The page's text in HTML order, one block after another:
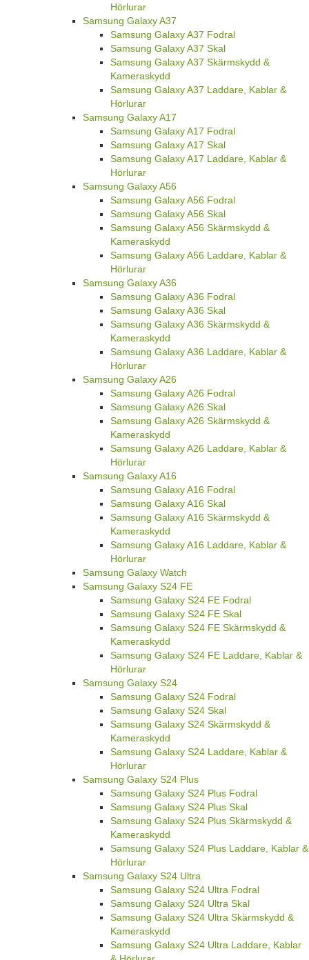
Hörlurar
Samsung Galaxy A37
Samsung Galaxy A37 Fodral
Samsung Galaxy A37 Skal
Samsung Galaxy A37 Skärmskydd &
Kameraskydd
Samsung Galaxy A37 Laddare, Kablar &
Hörlurar
Samsung Galaxy A17
Samsung Galaxy A17 Fodral
Samsung Galaxy A17 Skal
Samsung Galaxy A17 Laddare, Kablar &
Hörlurar
Samsung Galaxy A56
Samsung Galaxy A56 Fodral
Samsung Galaxy A56 Skal
Samsung Galaxy A56 Skärmskydd &
Kameraskydd
Samsung Galaxy A56 Laddare, Kablar &
Hörlurar
Samsung Galaxy A36
Samsung Galaxy A36 Fodral
Samsung Galaxy A36 Skal
Samsung Galaxy A36 Skärmskydd &
Kameraskydd
Samsung Galaxy A36 Laddare, Kablar &
Hörlurar
Samsung Galaxy A26
Samsung Galaxy A26 Fodral
Samsung Galaxy A26 Skal
Samsung Galaxy A26 Skärmskydd &
Kameraskydd
Samsung Galaxy A26 Laddare, Kablar &
Hörlurar
Samsung Galaxy A16
Samsung Galaxy A16 Fodral
Samsung Galaxy A16 Skal
Samsung Galaxy A16 Skärmskydd &
Kameraskydd
Samsung Galaxy A16 Laddare, Kablar &
Hörlurar
Samsung Galaxy Watch
Samsung Galaxy S24 FE
Samsung Galaxy S24 FE Fodral
Samsung Galaxy S24 FE Skal
Samsung Galaxy S24 FE Skärmskydd &
Kameraskydd
Samsung Galaxy S24 FE Laddare, Kablar &
Hörlurar
Samsung Galaxy S24
Samsung Galaxy S24 Fodral
Samsung Galaxy S24 Skal
Samsung Galaxy S24 Skärmskydd &
Kameraskydd
Samsung Galaxy S24 Laddare, Kablar &
Hörlurar
Samsung Galaxy S24 Plus
Samsung Galaxy S24 Plus Fodral
Samsung Galaxy S24 Plus Skal
Samsung Galaxy S24 Plus Skärmskydd &
Kameraskydd
Samsung Galaxy S24 Plus Laddare, Kablar &
Hörlurar
Samsung Galaxy S24 Ultra
Samsung Galaxy S24 Ultra Fodral
Samsung Galaxy S24 Ultra Skal
Samsung Galaxy S24 Ultra Skärmskydd &
Kameraskydd
Samsung Galaxy S24 Ultra Laddare, Kablar